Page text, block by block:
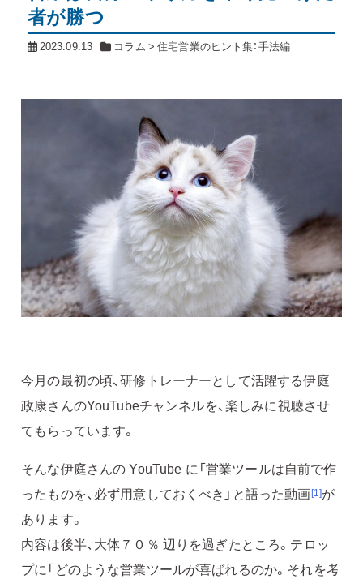
者が勝つ
2023.09.13 コラム >住宅営業のヒント集：手法編
今月の最初の頃、研修トレーナーとして活躍する伊庭
政康さんのYouTubeチャンネルを、楽しみに視聴させ
てもらっています。
そんな伊庭さんの YouTube に「営業ツールは自前で作
ったものを、必ず用意しておくべき」と語った動画[1]が
あります。
内容は後半、大体７０％ 辺りを過ぎたところ。テロッ
プに「どのような営業ツールが喜ばれるのか。それを考